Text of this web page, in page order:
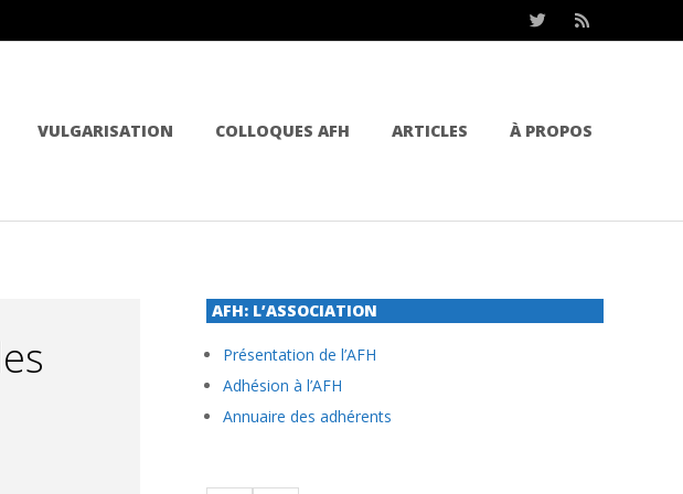
VULGARISATION COLLOQUES AFH ARTICLES À PROPOS
AFH: L’ASSOCIATION
Présentation de l’AFH
Adhésion à l’AFH
Annuaire des adhérents